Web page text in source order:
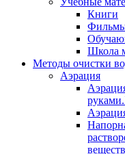
Книги
Школа
Методы очистки
Аэрация